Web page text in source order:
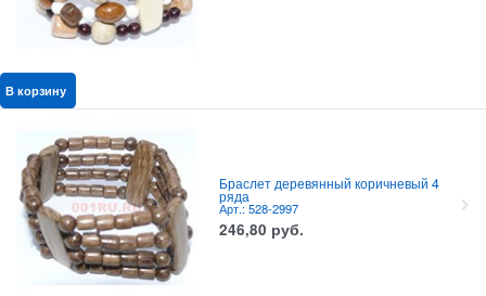
В корзину
Браслет деревянный коричневый 4
ряда
Арт.: 528-2997
246,80 руб.